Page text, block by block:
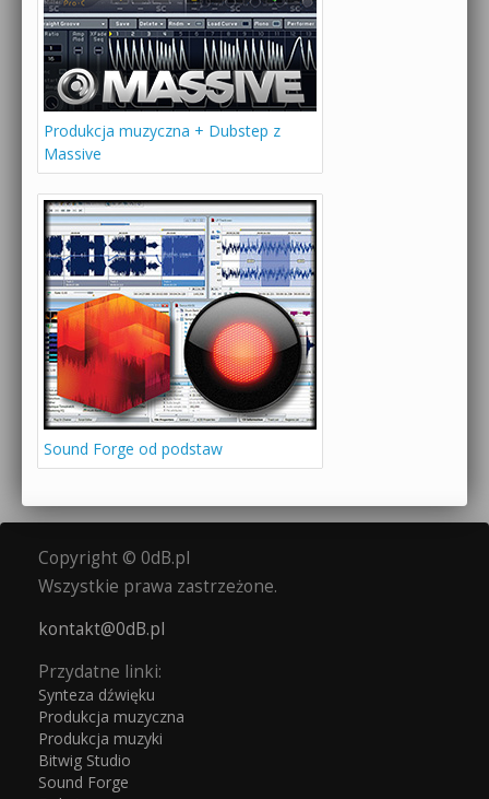
Produkcja muzyczna + Dubstep z
Massive
Sound Forge od podstaw
Copyright © 0dB.pl
Wszystkie prawa zastrzeżone.
kontakt@0dB.pl
Przydatne linki:
Synteza dźwięku
Produkcja muzyczna
Produkcja muzyki
Bitwig Studio
Sound Forge